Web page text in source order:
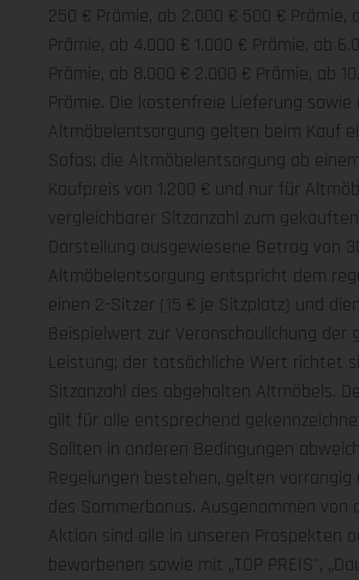
250 € Prämie, ab 2.000 € 500 € Prämie,
Prämie, ab 4.000 € 1.000 € Prämie, ab
Prämie, ab 8.000 € 2.000 € Prämie, ab
Prämie. Die kostenfreie Lieferung
Altmöbelentsorgung gelten beim Kauf
Sofas; die Altmöbelentsorgung ab
Kaufpreis von 1.200 € und nur für
vergleichbarer Sitzanzahl zum
Darstellung ausgewiesene Betrag von
Altmöbelentsorgung entspricht dem
einen 2-Sitzer (15 € je Sitzplatz) und
Beispielwert zur Veranschaulichung der
Leistung; der tatsächliche Wert richtet
Sitzanzahl des abgeholten Altmöbels.
gilt für alle entsprechend
Sollten in anderen Bedingungen
Regelungen bestehen, gelten vorrangig
des Sommerbonus. Ausgenommen von
Aktion sind alle in unseren Prospekten
beworbenen sowie mit „TOP PREIS",